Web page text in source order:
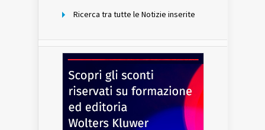
Ricerca tra tutte le Notizie inserite